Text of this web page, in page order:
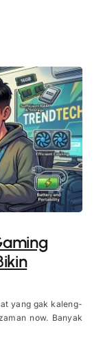
yang gak kaleng-
now. Banyak